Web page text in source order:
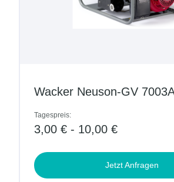
Wacker Neuson-GV 7003A
Tagespreis:
3,00 € - 10,00 €
Jetzt Anfragen